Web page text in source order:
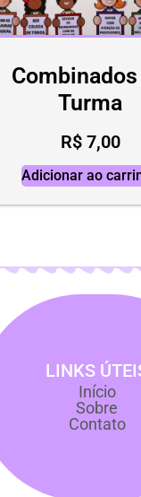
Combinados
Turma
R$7,00
Adicionar ao
LINKS
Início
Sobre
Contato